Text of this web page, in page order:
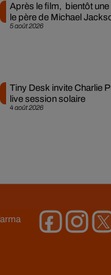
5 août 2026
Après le film, bientôt
le père de Michael
4 août 2026
Tiny Desk invite Charlie
live session solaire